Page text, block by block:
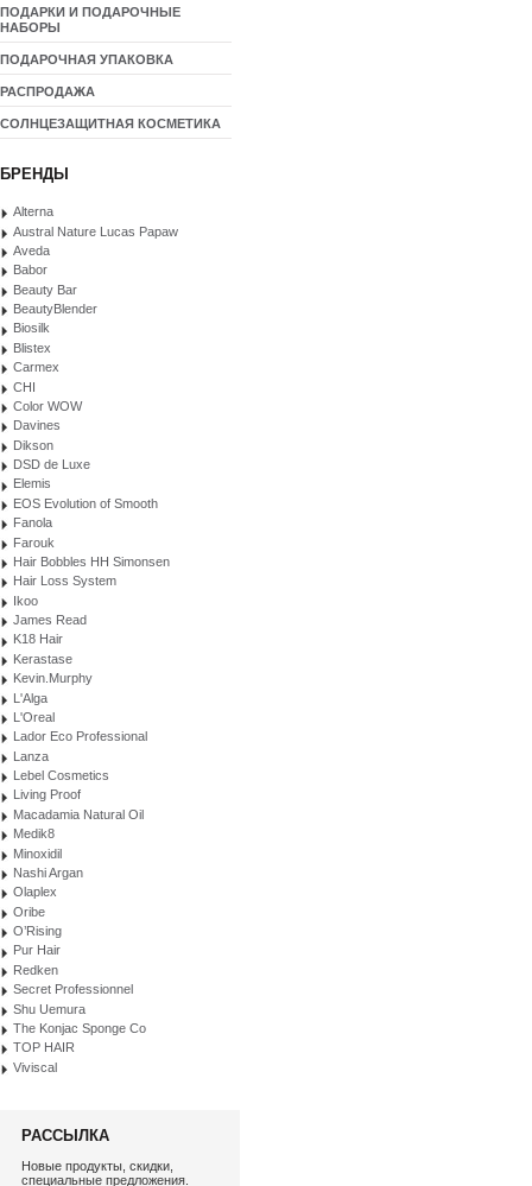
ПОДАРКИ И ПОДАРОЧНЫЕ
НАБОРЫ
ПОДАРОЧНАЯ УПАКОВКА
РАСПРОДАЖА
СОЛНЦЕЗАЩИТНАЯ КОСМЕТИКА
БРЕНДЫ
Alterna
Austral Nature Lucas Papaw
Aveda
Babor
Beauty Bar
BeautyBlender
Biosilk
Blistex
Carmex
CHI
Color WOW
Davines
Dikson
DSD de Luxe
Elemis
EOS Evolution of Smooth
Fanola
Farouk
Hair Bobbles HH Simonsen
Hair Loss System
Ikoo
James Read
K18 Hair
Kerastase
Kevin.Murphy
L'Alga
L'Oreal
Lador Eco Professional
Lanza
Lebel Cosmetics
Living Proof
Macadamia Natural Oil
Medik8
Minoxidil
Nashi Argan
Olaplex
Oribe
O’Rising
Pur Hair
Redken
Secret Professionnel
Shu Uemura
The Konjac Sponge Co
TOP HAIR
Viviscal
РАССЫЛКА
Новые продукты, скидки,
специальные предложения.